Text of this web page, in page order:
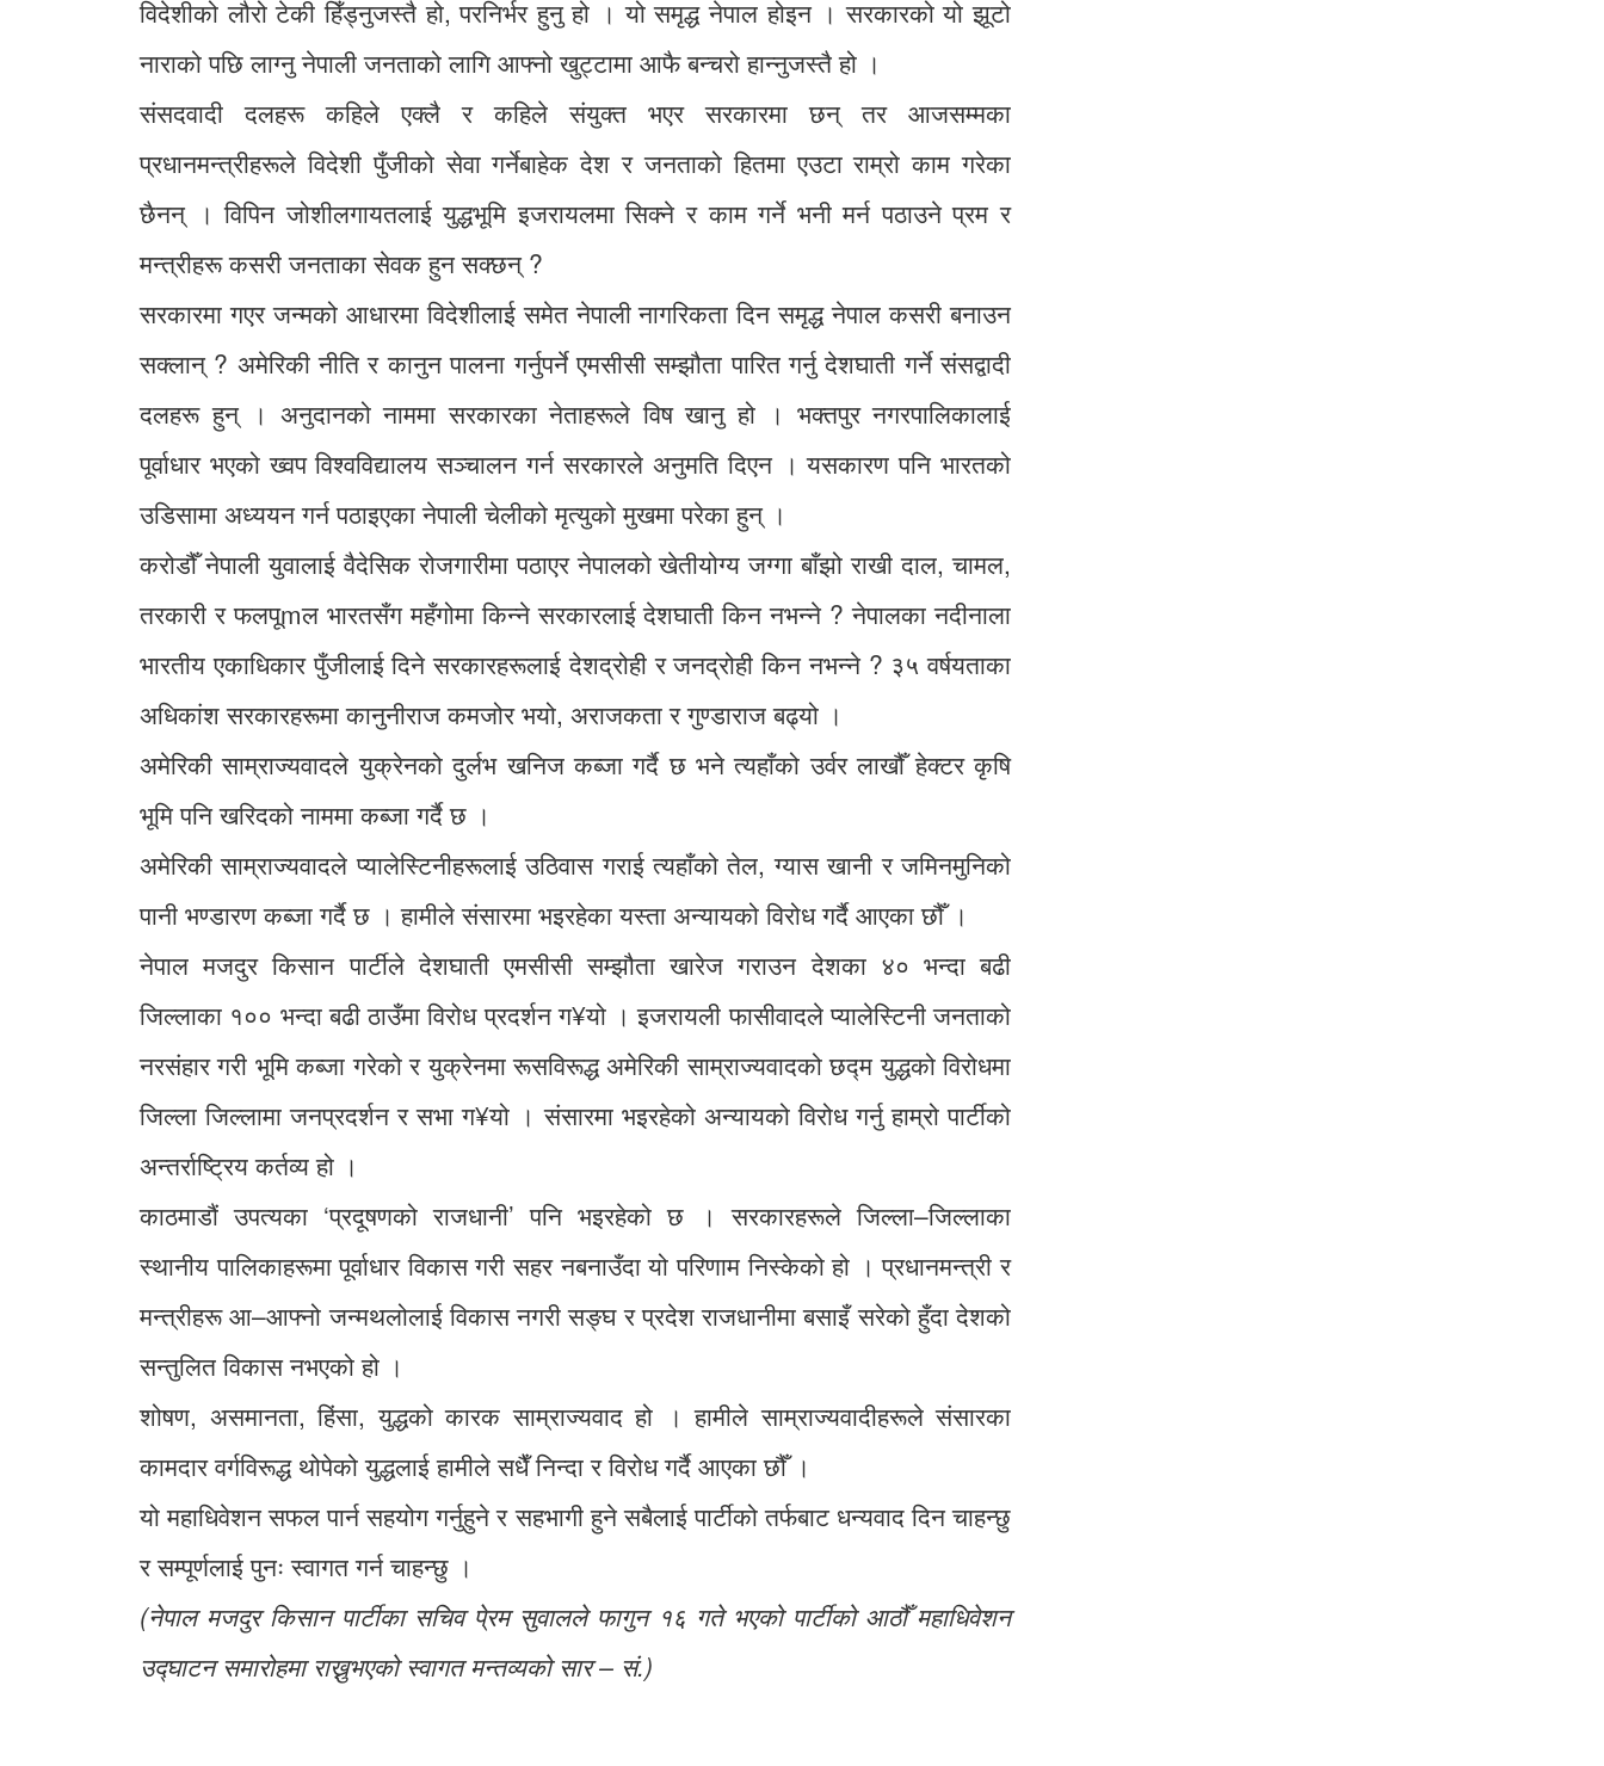
विदेशीको लौरो टेकी हिँड्नुजस्तै हो, परनिर्भर हुनु हो । यो समृद्ध नेपाल होइन । सरकारको यो झूटो
नाराको पछि लाग्नु नेपाली जनताको लागि आफ्नो खुट्टामा आफै बन्चरो हान्नुजस्तै हो ।
संसदवादी दलहरू कहिले एक्लै र कहिले संयुक्त भएर सरकारमा छन् तर आजसम्मका
प्रधानमन्त्रीहरूले विदेशी पुँजीको सेवा गर्नेबाहेक देश र जनताको हितमा एउटा राम्रो काम गरेका
छैनन् । विपिन जोशीलगायतलाई युद्धभूमि इजरायलमा सिक्ने र काम गर्ने भनी मर्न पठाउने प्रम र
मन्त्रीहरू कसरी जनताका सेवक हुन सक्छन् ?
सरकारमा गएर जन्मको आधारमा विदेशीलाई समेत नेपाली नागरिकता दिन समृद्ध नेपाल कसरी बनाउन
सक्लान् ? अमेरिकी नीति र कानुन पालना गर्नुपर्ने एमसीसी सम्झौता पारित गर्नु देशघाती गर्ने संसद्वादी
दलहरू हुन् । अनुदानको नाममा सरकारका नेताहरूले विष खानु हो । भक्तपुर नगरपालिकालाई
पूर्वाधार भएको ख्वप विश्वविद्यालय सञ्चालन गर्न सरकारले अनुमति दिएन । यसकारण पनि भारतको
उडिसामा अध्ययन गर्न पठाइएका नेपाली चेलीको मृत्युको मुखमा परेका हुन् ।
करोडौँ नेपाली युवालाई वैदेसिक रोजगारीमा पठाएर नेपालको खेतीयोग्य जग्गा बाँझो राखी दाल, चामल,
तरकारी र फलपूmल भारतसँग महँगोमा किन्ने सरकारलाई देशघाती किन नभन्ने ? नेपालका नदीनाला
भारतीय एकाधिकार पुँजीलाई दिने सरकारहरूलाई देशद्रोही र जनद्रोही किन नभन्ने ? ३५ वर्षयताका
अधिकांश सरकारहरूमा कानुनीराज कमजोर भयो, अराजकता र गुण्डाराज बढ्यो ।
अमेरिकी साम्राज्यवादले युक्रेनको दुर्लभ खनिज कब्जा गर्दै छ भने त्यहाँको उर्वर लाखौँ हेक्टर कृषि
भूमि पनि खरिदको नाममा कब्जा गर्दै छ ।
अमेरिकी साम्राज्यवादले प्यालेस्टिनीहरूलाई उठिवास गराई त्यहाँको तेल, ग्यास खानी र जमिनमुनिको
पानी भण्डारण कब्जा गर्दै छ । हामीले संसारमा भइरहेका यस्ता अन्यायको विरोध गर्दै आएका छौँ ।
नेपाल मजदुर किसान पार्टीले देशघाती एमसीसी सम्झौता खारेज गराउन देशका ४० भन्दा बढी
जिल्लाका १०० भन्दा बढी ठाउँमा विरोध प्रदर्शन ग¥यो । इजरायली फासीवादले प्यालेस्टिनी जनताको
नरसंहार गरी भूमि कब्जा गरेको र युक्रेनमा रूसविरूद्ध अमेरिकी साम्राज्यवादको छद्म युद्धको विरोधमा
जिल्ला जिल्लामा जनप्रदर्शन र सभा ग¥यो । संसारमा भइरहेको अन्यायको विरोध गर्नु हाम्रो पार्टीको
अन्तर्राष्ट्रिय कर्तव्य हो ।
काठमाडौं उपत्यका ‘प्रदूषणको राजधानी’ पनि भइरहेको छ । सरकारहरूले जिल्ला–जिल्लाका
स्थानीय पालिकाहरूमा पूर्वाधार विकास गरी सहर नबनाउँदा यो परिणाम निस्केको हो । प्रधानमन्त्री र
मन्त्रीहरू आ–आफ्नो जन्मथलोलाई विकास नगरी सङ्घ र प्रदेश राजधानीमा बसाइँ सरेको हुँदा देशको
सन्तुलित विकास नभएको हो ।
शोषण, असमानता, हिंसा, युद्धको कारक साम्राज्यवाद हो । हामीले साम्राज्यवादीहरूले संसारका
कामदार वर्गविरूद्ध थोपेको युद्धलाई हामीले सधैँ निन्दा र विरोध गर्दै आएका छौँ ।
यो महाधिवेशन सफल पार्न सहयोग गर्नुहुने र सहभागी हुने सबैलाई पार्टीको तर्फबाट धन्यवाद दिन चाहन्छु
र सम्पूर्णलाई पुनः स्वागत गर्न चाहन्छु ।
(नेपाल मजदुर किसान पार्टीका सचिव पे्रम सुवालले फागुन १६ गते भएको पार्टीको आठौँ महाधिवेशन
उद्घाटन समारोहमा राख्नुभएको स्वागत मन्तव्यको सार – सं.)